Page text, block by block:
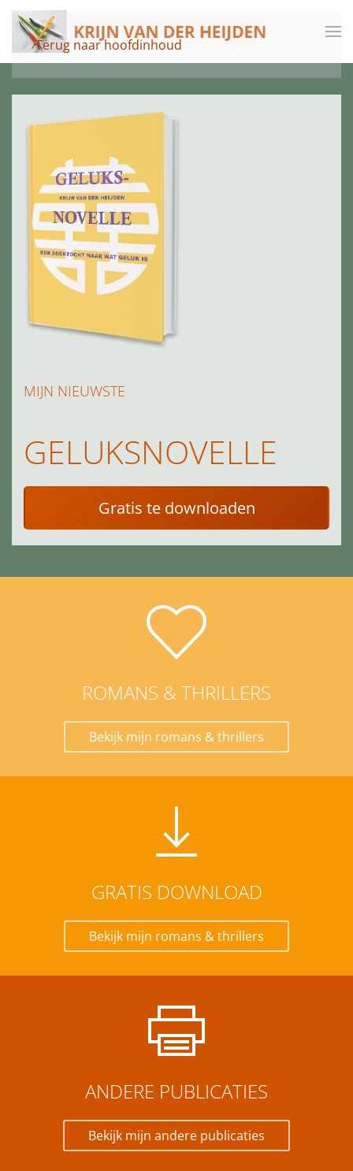
Terug naar hoofdinhoud
MIJN NIEUWSTE
GELUKSNOVELLE
Gratis te downloaden
ROMANS & THRILLERS
Bekijk mijn romans & thrillers
GRATIS DOWNLOAD
Bekijk mijn romans & thrillers
ANDERE PUBLICATIES
Bekijk mijn andere publicaties